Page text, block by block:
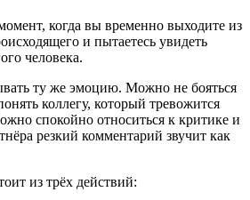
когда вы временно выходите из
и пытаетесь увидеть
человека.
ту же эмоцию. Можно не бояться
коллегу, который тревожится
спокойно относиться к критике и
резкий комментарий звучит как
из трёх действий: